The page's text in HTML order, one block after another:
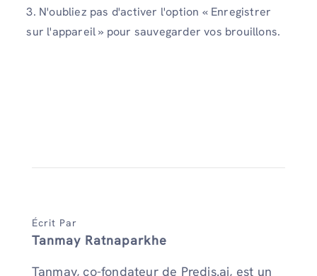
3. N'oubliez pas d'activer l'option « Enregistrer
sur l'appareil » pour sauvegarder vos brouillons.
Écrit Par
Tanmay Ratnaparkhe
Tanmay, co-fondateur de Predis.ai, est un